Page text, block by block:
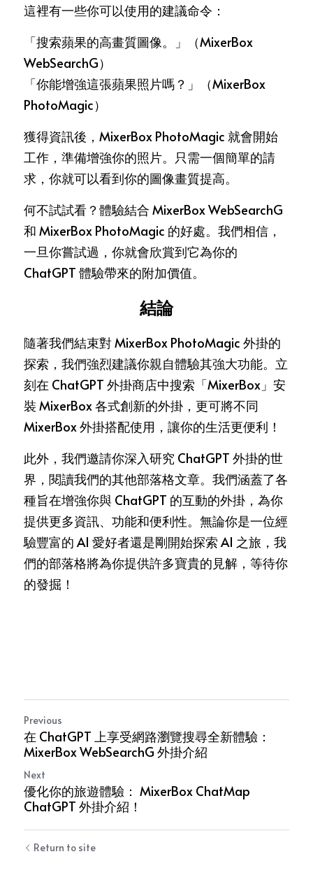
這裡有一些你可以使用的建議命令：
「搜索蘋果的高畫質圖像。」（
WebSearchG）
「你能增強這張蘋果照片嗎？」（MixerBox
PhotoMagic）
獲得資訊後，MixerBox PhotoMagic 就會開始
工作，準備增強你的照片。只需一個簡單的請
求，你就可以看到你的圖像畫質提高。
何不試試看？體驗結合 MixerBox WebSearchG
和 MixerBox PhotoMagic 的好處。我們相信，
一旦你嘗試過，你就會欣賞到它為你的
ChatGPT 體驗帶來的附加價值。
結論
隨著我們結束對 MixerBox PhotoMagic 外掛的
探索，我們強烈建議你親自體驗其強大功能。立
刻在 ChatGPT 外掛商店中搜索「MixerBox」安
裝 MixerBox 各式創新的外掛，更可將不同
MixerBox 外掛搭配使用，讓你的生活更便利！
此外，我們邀請你深入研究 ChatGPT 外掛的世
界，閱讀我們的其他部落格文章。我們涵蓋了各
種旨在增強你與 ChatGPT 的互動的外掛，為你
提供更多資訊、功能和便利性。無論你是一位經
驗豐富的 AI 愛好者還是剛開始探索 AI 之旅，我
們的部落格將為你提供許多寶貴的見解，等待你
的發​​掘！
Previous
在 ChatGPT 上享受網路瀏覽搜尋全新體驗：
MixerBox WebSearchG 外掛介紹
Next
優化你的旅遊體驗： MixerBox ChatMap
ChatGPT 外掛介紹！
Return to site